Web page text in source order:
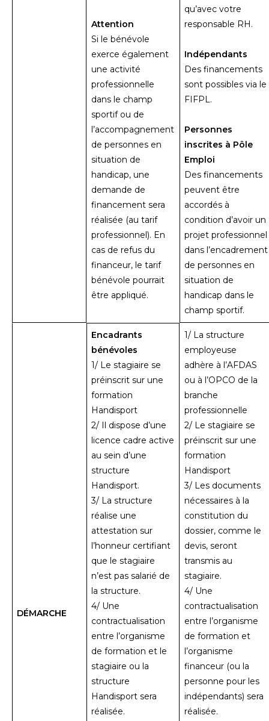
Attention
Si le bénévole
exerce également
une activité
professionnelle
dans le champ
sportif ou de
l’accompagnement
de personnes en
situation de
handicap, une
demande de
financement sera
réalisée (au tarif
professionnel). En
cas de refus du
financeur, le tarif
bénévole pourrait
être appliqué.
qu’avec votre
responsable RH.
Indépendants
Des financements
sont possibles via le
FIFPL.
Personnes
inscrites à Pôle
Emploi
Des financements
peuvent être
accordés à
condition d’avoir un
projet professionnel
dans l’encadrement
de personnes en
situation de
handicap dans le
champ sportif.
DÉMARCHE
Encadrants
bénévoles
1/ Le stagiaire se
préinscrit sur une
formation
Handisport
2/ Il dispose d’une
licence cadre active
au sein d’une
structure
Handisport.
3/ La structure
réalise une
attestation sur
l’honneur certifiant
que le stagiaire
n’est pas salarié de
la structure.
4/ Une
contractualisation
entre l’organisme
de formation et le
stagiaire ou la
structure
Handisport sera
réalisée.
1/ La structure
employeuse
adhère à l’AFDAS
ou à l’OPCO de la
branche
professionnelle
2/ Le stagiaire se
préinscrit sur une
formation
Handisport
3/ Les documents
nécessaires à la
constitution du
dossier, comme le
devis, seront
transmis au
stagiaire.
4/ Une
contractualisation
entre l’organisme
de formation et
l’organisme
financeur (ou la
personne pour les
indépendants) sera
réalisée.